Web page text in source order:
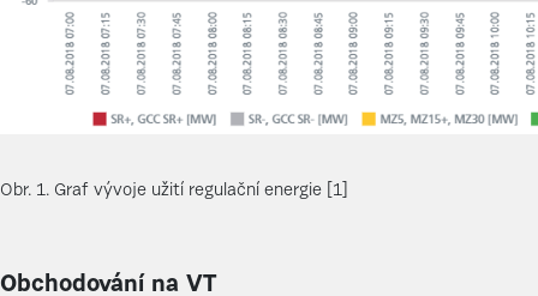
Obr. 1. Graf vývoje užití regulační energie [1]
Obchodování na VT